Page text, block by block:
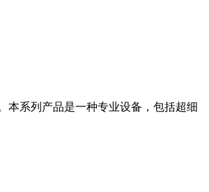
本系列产品是一种专业设备，包括超细